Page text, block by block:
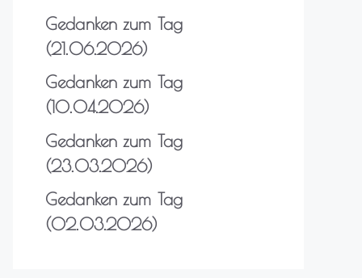
Gedanken zum Tag
(21.06.2026)
Gedanken zum Tag
(10.04.2026)
Gedanken zum Tag
(23.03.2026)
Gedanken zum Tag
(02.03.2026)